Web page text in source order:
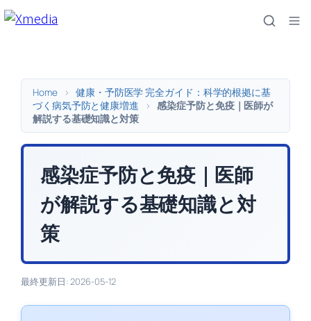
内
Home >
健康・予防医学 完全ガイド：科学的根拠に基
づく病気予防と健康増進
>
感染症予防と免疫｜医師が
解説する基礎知識と対策
感染症予防と免疫｜医師
が解説する基礎知識と対
策
最終更新日: 2026-05-12